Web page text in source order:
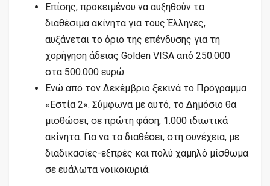
Επίσης, προκειμένου να αυξηθούν τα
διαθέσιμα ακίνητα για τους Έλληνες,
αυξάνεται το όριο της επένδυσης για τη
χορήγηση άδειας Golden VISA από 250.000
στα 500.000 ευρώ.
Ενώ από τον Δεκέμβριο ξεκινά το Πρόγραμμα
«Εστία 2». Σύμφωνα με αυτό, το Δημόσιο θα
μισθώσει, σε πρώτη φάση, 1.000 ιδιωτικά
ακίνητα. Για να τα διαθέσει, στη συνέχεια, με
διαδικασίες-εξπρές και πολύ χαμηλό μίσθωμα
σε ευάλωτα νοικοκυριά.